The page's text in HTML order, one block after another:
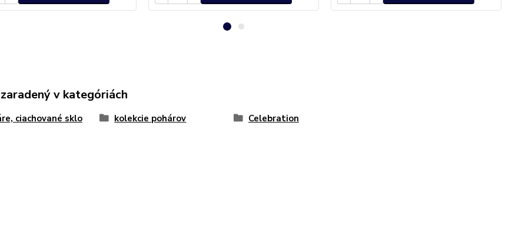
v kategóriách
ciachované sklo kolekcie pohárov Celebration